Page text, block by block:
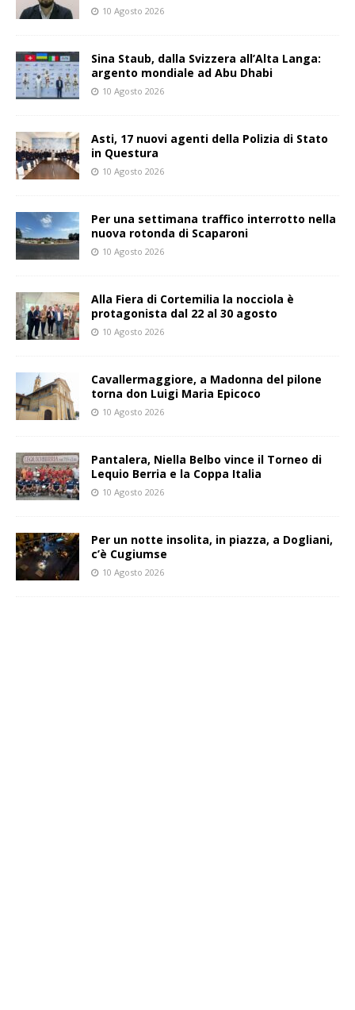
10 Agosto 2026
Sina Staub, dalla Svizzera all’Alta Langa:
argento mondiale ad Abu Dhabi
10 Agosto 2026
Asti, 17 nuovi agenti della Polizia di Stato
in Questura
10 Agosto 2026
Per una settimana traffico interrotto nella
nuova rotonda di Scaparoni
10 Agosto 2026
Alla Fiera di Cortemilia la nocciola è
protagonista dal 22 al 30 agosto
10 Agosto 2026
Cavallermaggiore, a Madonna del pilone
torna don Luigi Maria Epicoco
10 Agosto 2026
Pantalera, Niella Belbo vince il Torneo di
Lequio Berria e la Coppa Italia
10 Agosto 2026
Per un notte insolita, in piazza, a Dogliani,
c’è Cugiumse
10 Agosto 2026